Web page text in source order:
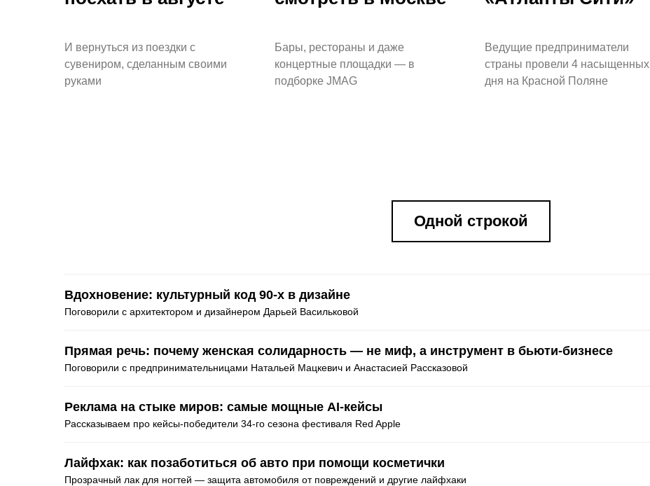
И вернуться из поездки с
сувениром, сделанным своими
руками
Бары, рестораны и даже
концертные площадки — в
подборке JMAG
Ведущие предприниматели
страны провели 4 насыщенных
дня на Красной Поляне
Одной строкой
Вдохновение: культурный код 90-х в дизайне
Поговорили с архитектором и дизайнером Дарьей Васильковой
Прямая речь: почему женская солидарность — не миф, а инструмент в бьюти-бизнесе
Поговорили с предпринимательницами Натальей Мацкевич и Анастасией Рассказовой
Реклама на стыке миров: самые мощные AI-кейсы
Рассказываем про кейсы-победители 34-го сезона фестиваля Red Apple
Лайфхак: как позаботиться об авто при помощи косметички
Прозрачный лак для ногтей — защита автомобиля от повреждений и другие лайфхаки